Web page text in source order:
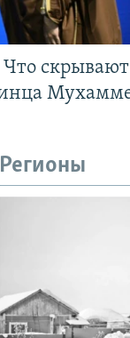
скрывают
Регионы